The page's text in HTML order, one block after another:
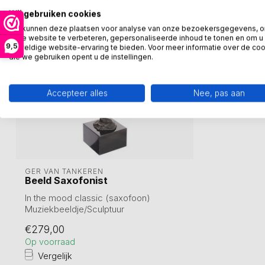
9,5
GER VAN TANKEREN
Beeld Saxofonist
In the mood classic (saxofoon)
Muziekbeeldje/Sculptuur
€279,00
Op voorraad
Vergelijk
Wij gebruiken cookies
We kunnen deze plaatsen voor analyse van onze bezoekersgegevens,
onze website te verbeteren, gepersonaliseerde inhoud te tonen en om u
geweldige website-ervaring te bieden. Voor meer informatie over de
die we gebruiken opent u de instellingen.
Accepteer alles Nee, pas aan